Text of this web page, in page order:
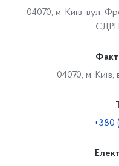
04070, м. Київ, вул.
04070, м. Київ,
+380